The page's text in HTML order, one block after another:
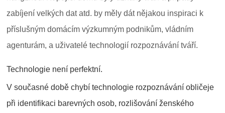
zabíjení velkých dat atd. by měly dát nějakou inspiraci k
příslušným domácím výzkumným podnikům, vládním
agenturám, a uživatelé technologií rozpoznávání tváří.
Technologie není perfektní.
V současné době chybí technologie rozpoznávání obličeje
při identifikaci barevných osob, rozlišování ženského